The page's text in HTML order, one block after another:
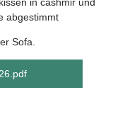
abgestimmt
Sofa.